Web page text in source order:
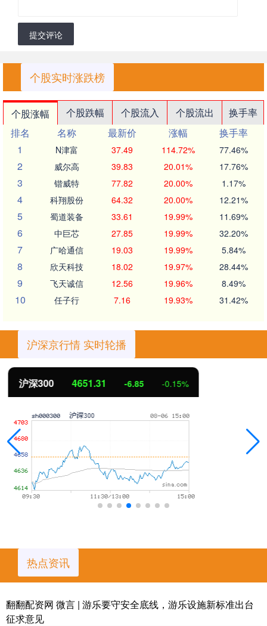
提交评论
个股实时涨跌榜
个股涨幅 个股跌幅 个股流入 个股流出
换手率
排名
名称 最新价 涨幅
换手率
1
N津富 37.49 114.72% 77.46%
2 威尔高 39.83 20.01% 17.76%
3 锴威特 77.82 20.00% 1.17%
4 科翔股份 64.32 20.00% 12.21%
5 蜀道装备 33.61 19.99% 11.69%
6 中巨芯 27.85 19.99% 32.20%
7 广哈通信 19.03 19.99% 5.84%
8 欣天科技 18.02 19.97% 28.44%
9 飞天诚信 12.56 19.96% 8.49%
10 任子行 7.16 19.93% 31.42%
沪深京行情 实时轮播
北证50 1122.88 3.42
热点资讯
翻翻配资网 微言 | 游乐要守安全底线，游乐设施新标准出台
征求意见